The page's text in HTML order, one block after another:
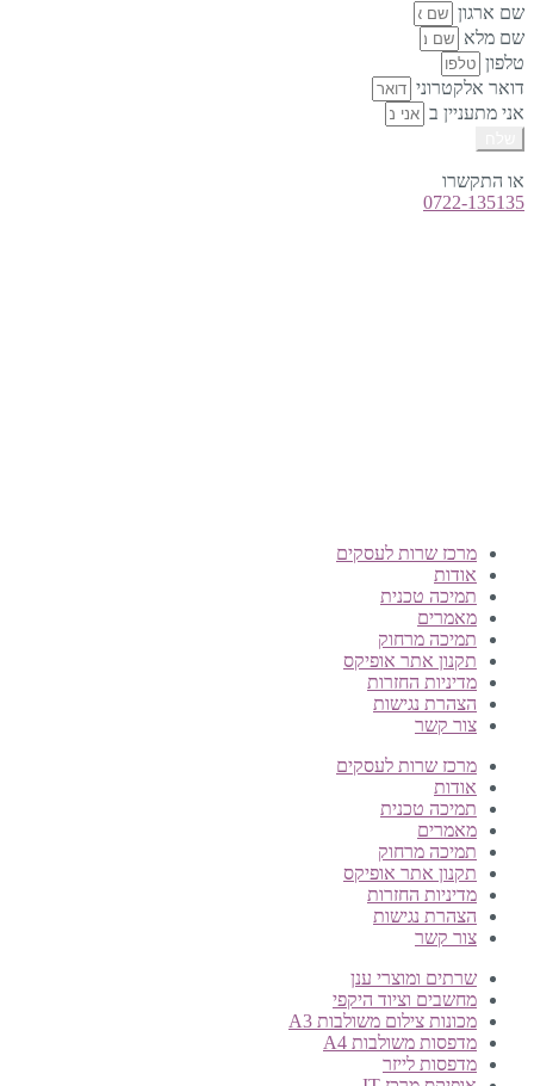
שם ארגון
שם מלא
טלפון
דואר אלקטרוני
אני מתעניין ב
או התקשרו
0722-135135
מרכז שרות לעסקים
אודות
תמיכה טכנית
מאמרים
תמיכה מרחוק
תקנון אתר אופיקס
מדיניות החזרות
הצהרת נגישות
צור קשר
מרכז שרות לעסקים
אודות
תמיכה טכנית
מאמרים
תמיכה מרחוק
תקנון אתר אופיקס
מדיניות החזרות
הצהרת נגישות
צור קשר
שרתים ומוצרי ענן
מחשבים וציוד היקפי
מכונות צילום משולבות A3
מדפסות משולבות A4
מדפסות לייזר